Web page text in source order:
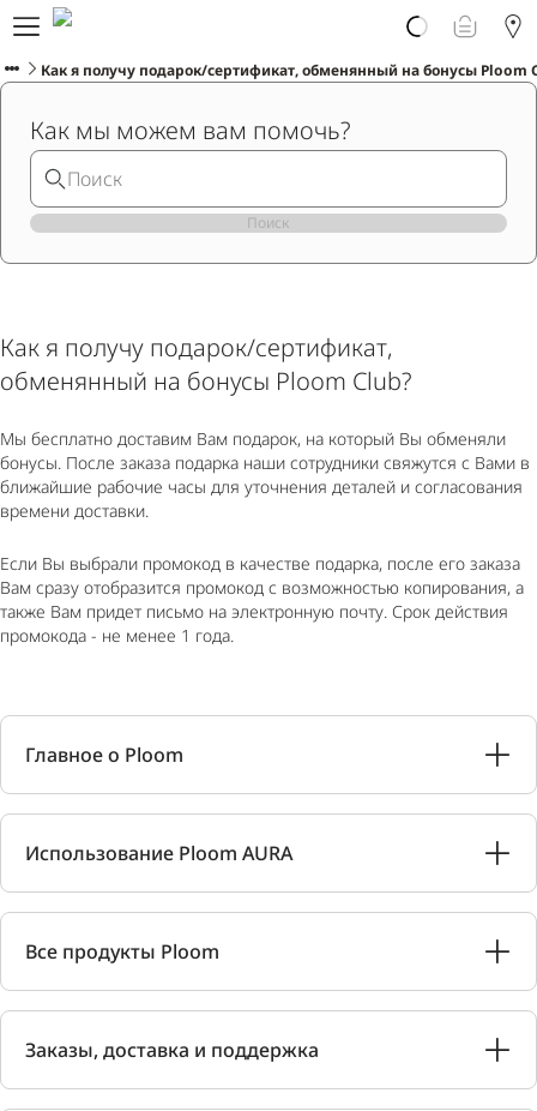
Про Ploom Aura
Заказать онлайн
Помощь и поддержка
Как я получу подарок/сертификат, обменянный на бонусы Ploom
Как мы можем вам помочь?
Поиск
Как я получу подарок/сертификат,
обменянный на бонусы Ploom Club?
Мы бесплатно доставим Вам подарок, на который Вы обменяли
бонусы. После заказа подарка наши сотрудники свяжутся с Вами в
ближайшие рабочие часы для уточнения деталей и согласования
времени доставки.
Если Вы выбрали промокод в качестве подарка, после его заказа
Вам сразу отобразится промокод с возможностью копирования, а
также Вам придет письмо на электронную почту. Срок действия
промокода - не менее 1 года.
Главное о Ploom
Использование Ploom AURA
Все продукты Ploom
Заказы, доставка и поддержка